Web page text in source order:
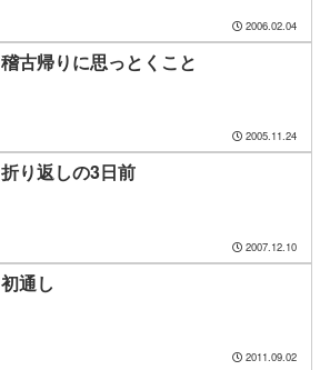
2006.02.04
稽古帰りに思っとくこと
2005.11.24
折り返しの3日前
2007.12.10
初通し
2011.09.02